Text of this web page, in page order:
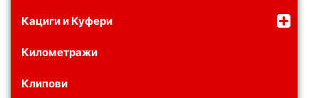
Кациги и Куфери
Километражи
Клипови